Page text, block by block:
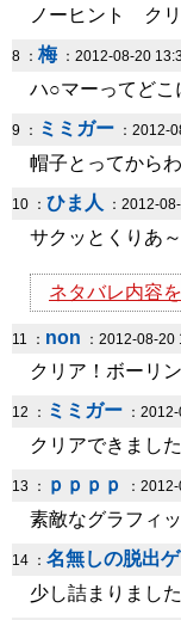
ノーヒント クリ
8 ： 梅：2012-08-20
ハ○マーってどこ
9 ： ミミガー ：2012-
帽子とってから
10 ： ひま人 ：2012-
サクッとくりあ
ネタバレ内容
11 ： non ：2012-08-20
クリア！ボーリ
12 ： ミミガー ：
クリアできました
13 ： ｐｐｐｐ ：
素敵なグラフィ
14 ： 名無しの脱出
少し詰まりまし